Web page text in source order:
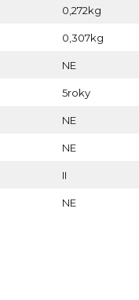
0,272kg
0,307kg
NE
5roky
NE
NE
II
NE